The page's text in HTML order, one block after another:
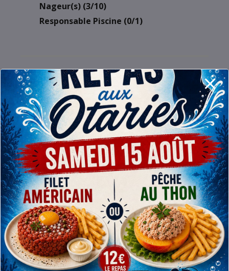
Nageur(s) (3/10)
Responsable Piscine (0/1)
Log out of this account
Leave a Reply
Vous devezvous connecterpour publier un
commentaire.
RETROUVEZ-NOUS
A l’entrainement (infos et baptême piscine)
Rue de Gand, 1 – 7800 Ath